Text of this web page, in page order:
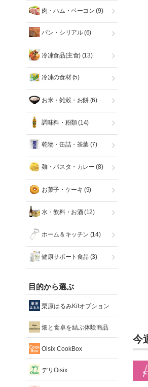
今
肉・ハム・ベーコン (9)
パン・シリアル(6)
冷凍食品(主食) (13)
冷凍の食材(5)
お米・雑穀・お餅 (6)
調味料・粉類(14)
乾物・缶詰・茶葉 (7)
麺・パスタ・カレー (8)
お菓子・ケーキ (9)
水・飲料・お酒(12)
ホーム＆キッチン (14)
健康サポート食品 (3)
目的から選ぶ
栗原はるみKitオプション
畑と食卓を結ぶ体験商品
Oisix CookBox
デリOisix